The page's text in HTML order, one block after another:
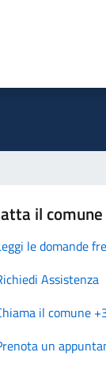
il comune
le domande
Assistenza
il comune
un